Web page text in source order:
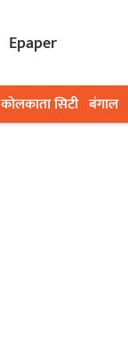
Epaper
कोलकाता सिटी बंगाल